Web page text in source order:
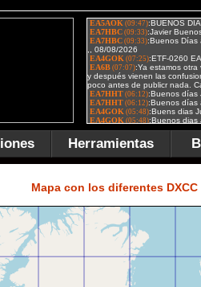
Herramientas
Mapa con los diferentes
FR GR HR IR